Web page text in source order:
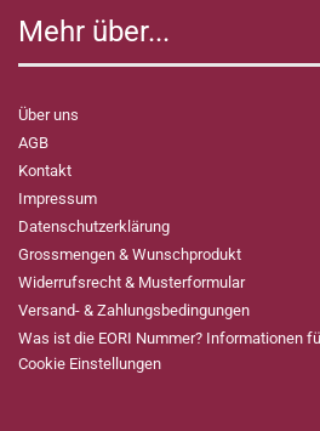
Mehr über...
Über uns
AGB
Kontakt
Impressum
Datenschutzerklärung
Grossmengen & Wunschprodukt
Widerrufsrecht & Musterformular
Versand- & Zahlungsbedingungen
Was ist die EORI Nummer? Informationen
Cookie Einstellungen